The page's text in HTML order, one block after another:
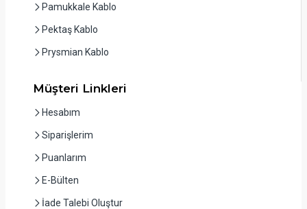
Pamukkale Kablo
Pektaş Kablo
Prysmian Kablo
Müşteri Linkleri
Hesabım
Siparişlerim
Puanlarım
E-Bülten
İade Talebi Oluştur